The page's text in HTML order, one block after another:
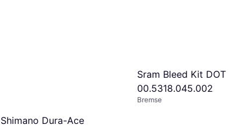
Shimano Dura-Ace
Sram Bleed Kit DOT
00.5318.045.002
Bremse